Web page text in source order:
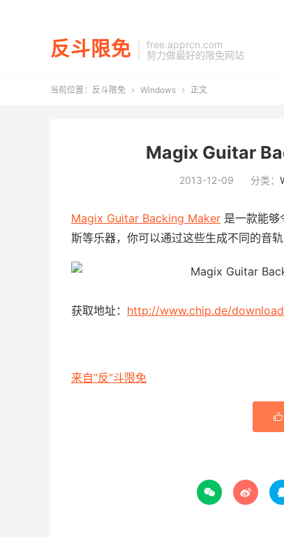
反斗限免
free.apprcn.com
努力做最好的限免网站
当前位置： 反斗限免  Windows  正文
Magix Guitar
2013-12-09 分类：
Magix Guitar Backing Maker 是一款能够
斯等乐器，你可以通过这些生成不同的音
获取地址： http://www.chip.de/
来自“反”斗限免

 